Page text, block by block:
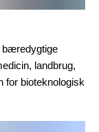
bæredygtige
landbrug,
for bioteknologisk